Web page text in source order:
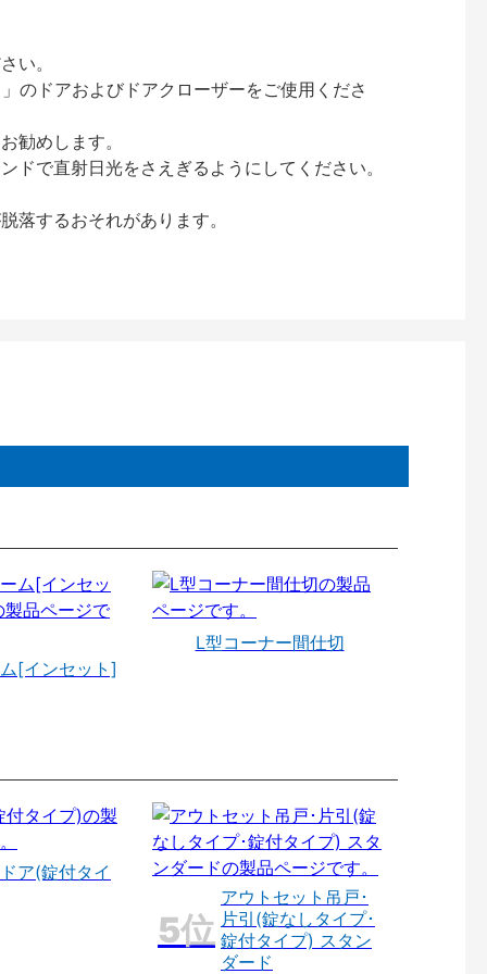
い。
のドアおよびドアクローザーをご使用くださ
勧めします。
で直射日光をさえぎるようにしてください。
するおそれがあります。
[インセット]
L型コーナー間仕切
ア(錠付タイ
アウトセット吊戸･
片引(錠なしタイプ･
錠付タイプ) スタン
ダード